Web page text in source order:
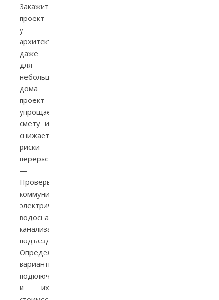
Закажите
проект
у
архитектора:
даже
для
небольшого
дома
проект
упрощает
смету и
снижает
риски
перерасхода.
—
Проверьте
коммуникации:
электричество,
водоснабжение,
канализация,
подъезд.
Определите
варианты
подключения
и их